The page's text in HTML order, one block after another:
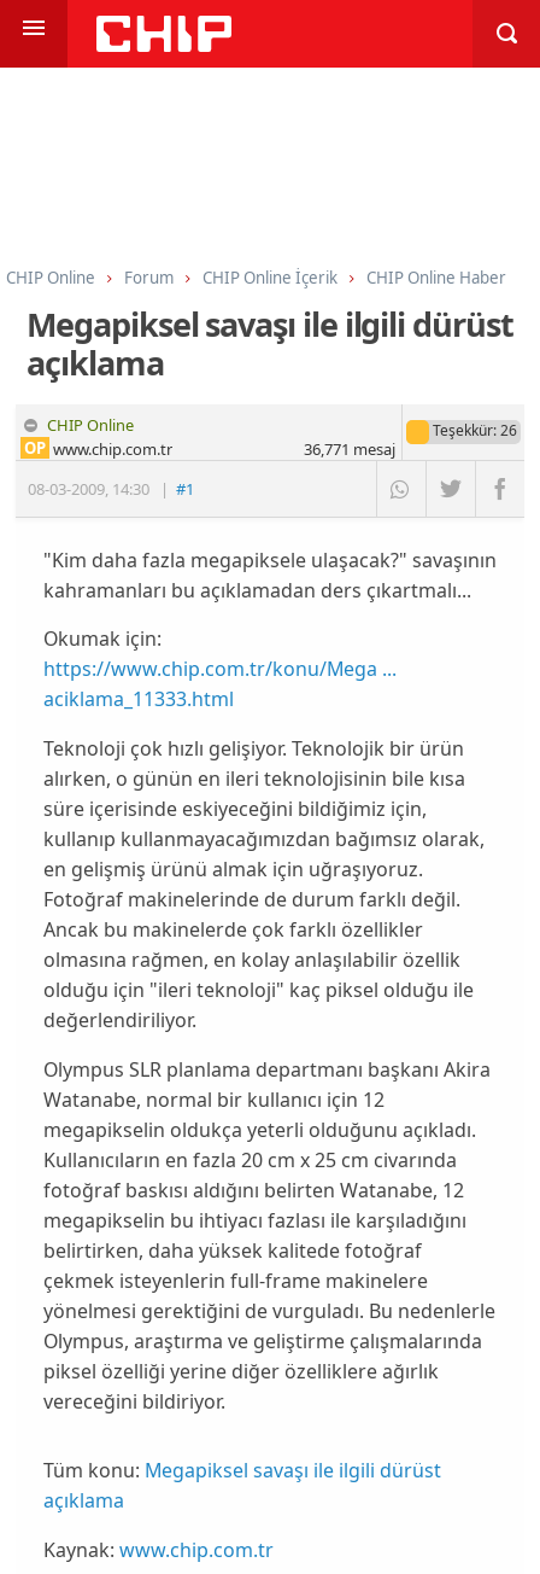
CHIP Online Forum CHIP Online İçerik CHIP Online Haber
Megapiksel savaşı ile ilgili dürüst
açıklama
CHIP Online
08-03-2009, 14:30 |#1
OP www.chip.com.tr
Teşekkür: 26
36,771 mesaj
"Kim daha fazla megapiksele ulaşacak?" savaşının
kahramanları bu açıklamadan ders çıkartmalı...
Okumak için:
https://www.chip.com.tr/konu/Mega ...
aciklama_11333.html
Teknoloji çok hızlı gelişiyor. Teknolojik bir ürün
alırken, o günün en ileri teknolojisinin bile kısa
süre içerisinde eskiyeceğini bildiğimiz için,
kullanıp kullanmayacağımızdan bağımsız olarak,
en gelişmiş ürünü almak için uğraşıyoruz.
Fotoğraf makinelerinde de durum farklı değil.
Ancak bu makinelerde çok farklı özellikler
olmasına rağmen, en kolay anlaşılabilir özellik
olduğu için "ileri teknoloji" kaç piksel olduğu ile
değerlendiriliyor.
Olympus SLR planlama departmanı başkanı Akira
Watanabe, normal bir kullanıcı için 12
megapikselin oldukça yeterli olduğunu açıkladı.
Kullanıcıların en fazla 20 cm x 25 cm civarında
fotoğraf baskısı aldığını belirten Watanabe, 12
megapikselin bu ihtiyacı fazlası ile karşıladığını
belirtirken, daha yüksek kalitede fotoğraf
çekmek isteyenlerin full-frame makinelere
yönelmesi gerektiğini de vurguladı. Bu nedenlerle
Olympus, araştırma ve geliştirme çalışmalarında
piksel özelliği yerine diğer özelliklere ağırlık
vereceğini bildiriyor.
Tüm konu: Megapiksel savaşı ile ilgili dürüst
açıklama
Kaynak: www.chip.com.tr